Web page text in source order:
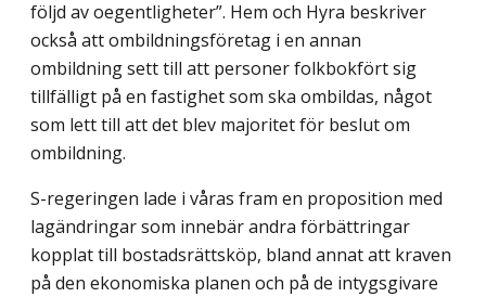
följd av oegentligheter”. Hem och Hyra beskriver
också att ombild­ningsföretag i en annan
ombildning sett till att personer folkbokfört sig
tillfälligt på en fastighet som ska ombildas, något
som lett till att det blev majoritet för beslut om
ombildning.
S-regeringen lade i våras fram en proposition med
lagändringar som innebär andra förbättringar
kopplat till bostadsrättsköp, bland annat att kraven
på den ekonomiska planen och på de intygsgivare